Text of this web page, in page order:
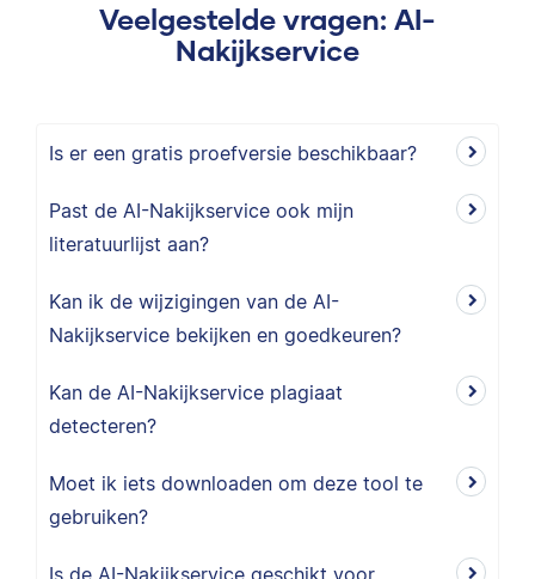
Veelgestelde vragen: AI-
Nakijkservice
Is er een gratis proefversie beschikbaar?
Past de AI-Nakijkservice ook mijn
literatuurlijst aan?
Kan ik de wijzigingen van de AI-
Nakijkservice bekijken en goedkeuren?
Kan de AI-Nakijkservice plagiaat
detecteren?
Moet ik iets downloaden om deze tool te
gebruiken?
Is de AI-Nakijkservice geschikt voor